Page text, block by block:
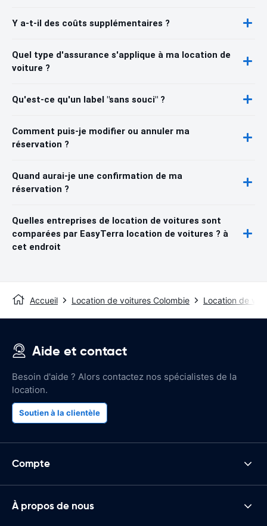
Y a-t-il des coûts supplémentaires ?
Quel type d'assurance s'applique à ma location de
voiture ?
Qu'est-ce qu'un label "sans souci" ?
Comment puis-je modifier ou annuler ma
réservation ?
Quand aurai-je une confirmation de ma
réservation ?
Quelles entreprises de location de voitures sont
comparées par EasyTerra location de voitures ? à
cet endroit
Accueil Location de voitures Colombie Location de
Aide et contact
Besoin d'aide ? Alors contactez nos spécialistes de la
location.
Soutien à la clientèle
Compte
À propos de nous